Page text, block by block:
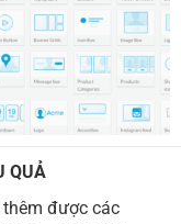
QUẢ
được các